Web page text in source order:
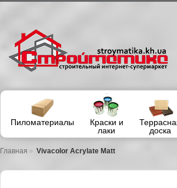
Пиломатериалы
Краски и
лаки
доска
Главная » Vivacolor Acrylate Matt